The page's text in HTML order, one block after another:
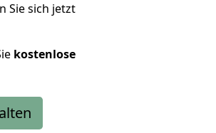
Sie sich jetzt
kostenlose